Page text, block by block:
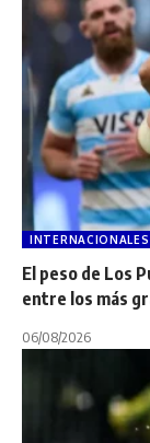
INTERNACIONALES
El peso de Los
entre los más
06/08/2026